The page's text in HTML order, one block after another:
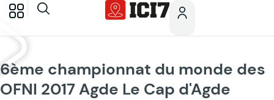
6ème championnat du monde des
OFNI 2017 Agde Le Cap d'Agde